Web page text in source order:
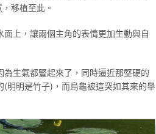
移植至此。
上，讓兩個主角的表情更加生動與自
生氣都豎起來了，同時逼近那堅硬的
明明是竹子)，而烏龜被這突如其來的舉